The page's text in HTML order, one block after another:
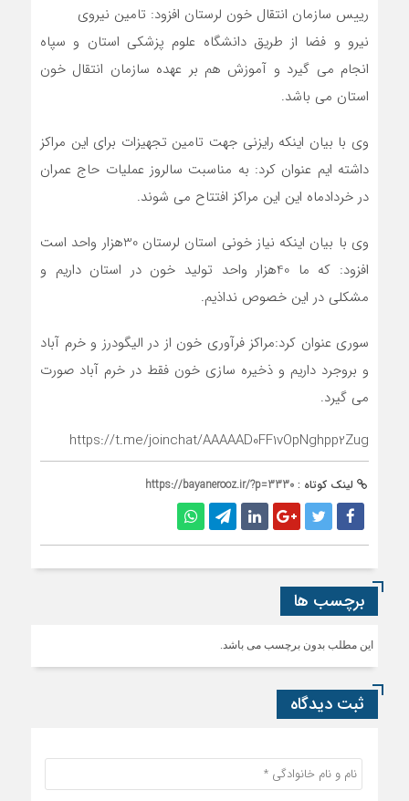
رییس سازمان انتقال خون لرستان افزود: تامین نیروی
نیرو و فضا از طریق دانشگاه علوم پزشکی استان و سپاه
انجام می گیرد و آموزش هم بر عهده سازمان انتقال خون
استان می باشد.
وی با بیان اینکه رایزنی جهت تامین تجهیزات برای این مراکز
داشته ایم عنوان کرد: به مناسبت سالروز عملیات حاج عمران
در خردادماه این این مراکز افتتاح می شوند.
وی با بیان اینکه نیاز خونی استان لرستان 30هزار واحد است
افزود: که ما 40هزار واحد تولید خون در استان داریم و
مشکلی در این خصوص نداذیم.
سوری عنوان کرد:مراکز فرآوری خون از در الیگودرز و خرم آباد
و بروجرد داریم و ذخیره سازی خون فقط در خرم آباد صورت
می گیرد.
https://t.me/joinchat/AAAAAD0FF1vOpNghpp2Zug
لینک کوتاه : https://bayanerooz.ir/?p=3330
برچسب ها
این مطلب بدون برچسب می باشد.
ثبت دیدگاه